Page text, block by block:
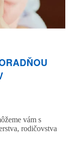
vám s
rodičovstva